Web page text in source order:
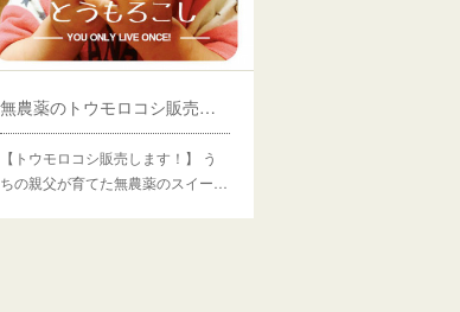
無農薬のトウモロコシ販売します！
【トウモロコシ販売します！】 う
ちの親父が育てた無農薬のスイー…